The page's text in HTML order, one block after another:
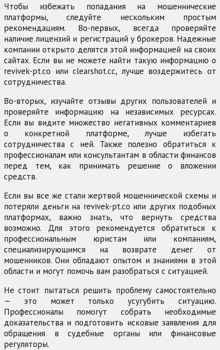
Чтобы избежать попадания на мошеннические
платформы, следуйте нескольким простым
рекомендациям. Во-первых, всегда проверяйте
наличие лицензий и регистраций у брокеров. Надежные
компании открыто делятся этой информацией на своих
сайтах. Если вы не можете найти такую информацию о
revivek-pt.co или clearshot.cc, лучше воздержитесь от
сотрудничества.
Во-вторых, изучайте отзывы других пользователей и
проверяйте информацию на независимых ресурсах.
Если вы видите множество негативных комментариев
о конкретной платформе, лучше избегать
сотрудничества с ней. Также полезно обратиться к
профессионалам или консультантам в области финансов
перед тем, как принимать решение о вложении
средств.
Если вы все же стали жертвой мошеннической схемы и
потеряли деньги на revivek-pt.co или других подобных
платформах, важно знать, что вернуть средства
возможно. Для этого рекомендуется обратиться к
профессиональным юристам или компаниям,
специализирующимся на возврате денег от
мошенников. Они обладают опытом и знаниями в этой
области и могут помочь вам разобраться с ситуацией.
Не стоит пытаться решить проблему самостоятельно
— это может только усугубить ситуацию.
Профессионалы помогут собрать необходимые
доказательства и подготовить исковые заявления для
обращения в судебные органы или финансовые
регуляторы.